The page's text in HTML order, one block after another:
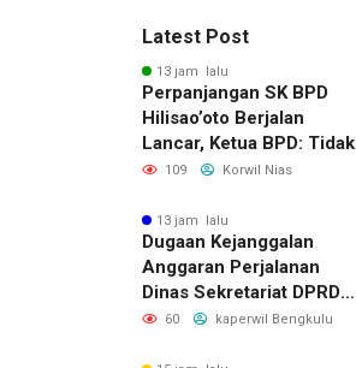
Latest Post
13 jam lalu
Perpanjangan SK BPD
Hilisao’oto Berjalan
Lancar, Ketua BPD: Tidak
Ada Kendala Administrasi
109 Korwil Nias
13 jam lalu
Dugaan Kejanggalan
Anggaran Perjalanan
Dinas Sekretariat DPRD
Bengkulu Utara, LAKI
60 kaperwil Bengkulu